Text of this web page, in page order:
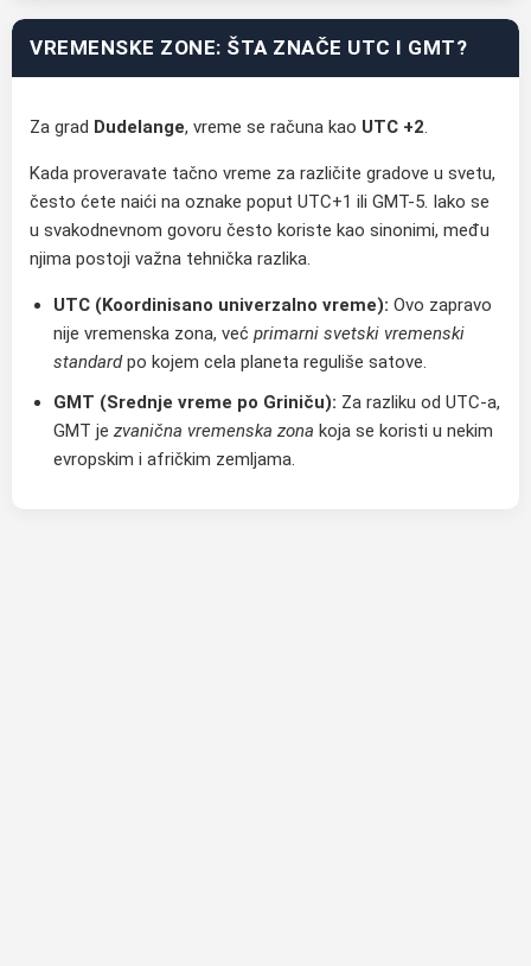
VREMENSKE ZONE: ŠTA ZNAČE UTC I GMT?
Za grad Dudelange, vreme se računa kao UTC +2.
Kada proveravate tačno vreme za različite gradove u svetu,
često ćete naići na oznake poput UTC+1 ili GMT-5. Iako se
u svakodnevnom govoru često koriste kao sinonimi, među
njima postoji važna tehnička razlika.
UTC (Koordinisano univerzalno vreme): Ovo zapravo
nije vremenska zona, već primarni svetski vremenski
standardpo kojem cela planeta reguliše satove.
GMT (Srednje vreme po Griniču): Za razliku od UTC-a,
GMT je zvanična vremenska zona koja se koristi u nekim
evropskim i afričkim zemljama.